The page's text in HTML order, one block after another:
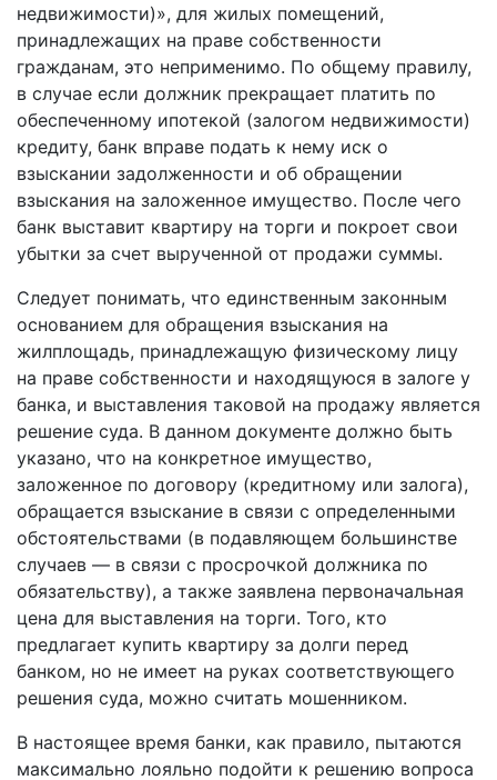
недвижимости)», для жилых помещений,
принадлежащих на праве собственности
гражданам, это неприменимо. По общему правилу,
в случае если должник прекращает платить по
обеспеченному ипотекой (залогом недвижимости)
кредиту, банк вправе подать к нему иск о
взыскании задолженности и об обращении
взыскания на заложенное имущество. После чего
банк выставит квартиру на торги и покроет свои
убытки за счет вырученной от продажи суммы.
Следует понимать, что единственным законным
основанием для обращения взыскания на
жилплощадь, принадлежащую физическому лицу
на праве собственности и находящуюся в залоге у
банка, и выставления таковой на продажу является
решение суда. В данном документе должно быть
указано, что на конкретное имущество,
заложенное по договору (кредитному или залога),
обращается взыскание в связи с определенными
обстоятельствами (в подавляющем большинстве
случаев — в связи с просрочкой должника по
обязательству), а также заявлена первоначальная
цена для выставления на торги. Того, кто
предлагает купить квартиру за долги перед
банком, но не имеет на руках соответствующего
решения суда, можно считать мошенником.
В настоящее время банки, как правило, пытаются
максимально лояльно подойти к решению вопроса